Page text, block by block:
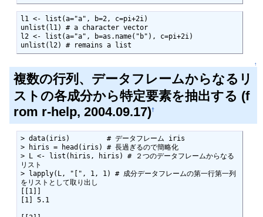
l1 <- list(a="a", b=2, c=pi+2i)
unlist(l1) # a character vector
l2 <- list(a="a", b=as.name("b"), c=pi+2i)
unlist(l2) # remains a list
↑
複数の行列、データフレームからなるリ
ストの各成分から特定要素を抽出する (f
rom r-help, 2004.09.17)†
> data(iris)         # データフレーム iris
> hiris = head(iris) # 長過ぎるので簡略化
> L <- list(hiris, hiris) # ２つのデータフレームからなる
リスト
> lapply(L, "[", 1, 1) # 成分データフレームの第一行第一列
をリストとして取り出し
[[1]]
[1] 5.1